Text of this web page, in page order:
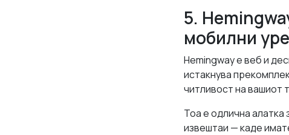
5.
мобилни
Hemingway е веб и
истакнува
читливост на вашиот
Тоа е одлична
извештаи — каде